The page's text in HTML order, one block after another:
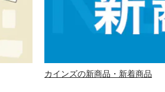
カインズの新商品・新着商品